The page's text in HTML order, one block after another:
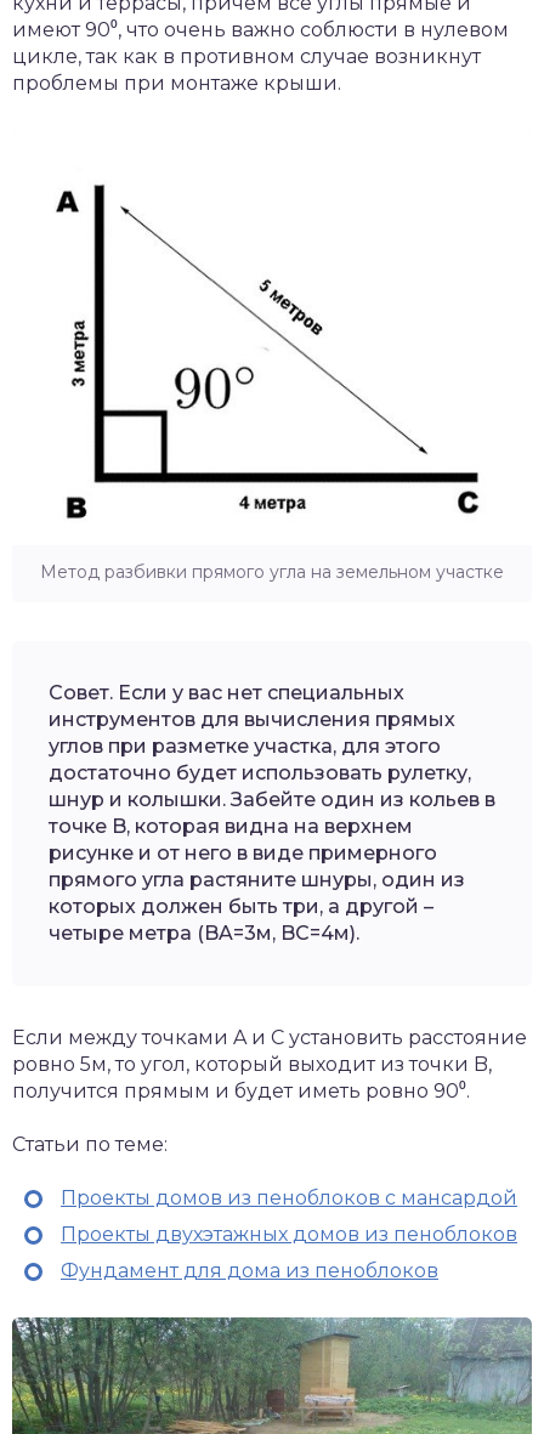
имеют 90⁰, что очень важно соблюсти в нулевом
цикле, так как в противном случае возникнут
проблемы при монтаже крыши.
Метод разбивки прямого угла на земельном участке
Совет. Если у вас нет специальных
инструментов для вычисления прямых
углов при разметке участка, для этого
достаточно будет использовать рулетку,
шнур и колышки. Забейте один из кольев в
точке B, которая видна на верхнем
рисунке и от него в виде примерного
прямого угла растяните шнуры, один из
которых должен быть три, а другой –
четыре метра (BA=3м, BC=4м).
Если между точками A и C установить расстояние
ровно 5м, то угол, который выходит из точки B,
получится прямым и будет иметь ровно 90⁰.
Статьи по теме:
Проекты домов из пеноблоков с мансардой
Проекты двухэтажных домов из пеноблоков
Фундамент для дома из пеноблоков